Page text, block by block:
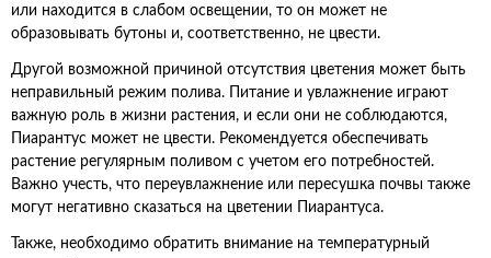
или находится в слабом освещении, то он может не
образовывать бутоны и, соответственно, не цвести.
Другой возможной причиной отсутствия цветения может быть
неправильный режим полива. Питание и увлажнение играют
важную роль в жизни растения, и если они не соблюдаются,
Пиарантус может не цвести. Рекомендуется обеспечивать
растение регулярным поливом с учетом его потребностей.
Важно учесть, что переувлажнение или пересушка почвы также
могут негативно сказаться на цветении Пиарантуса.
Также, необходимо обратить внимание на температурный